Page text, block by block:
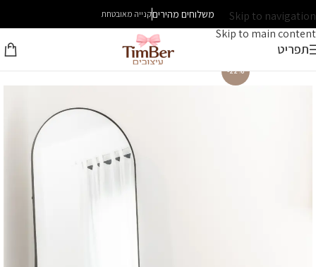
Skip to navigation
Skip to main content
משלוחים מהיריםקנייה מאובטחת
תפריט
-22%